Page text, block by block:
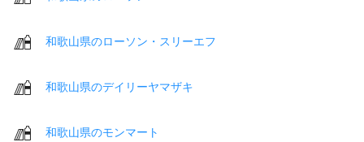
和歌山県のローソン・スリーエフ
和歌山県のデイリーヤマザキ
和歌山県のモンマート